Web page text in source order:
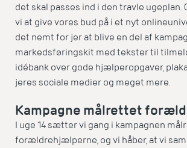
det skal passes ind i den travle ugeplan.
vi at give vores bud på i et nyt
det nemt for jer at blive en del af
markedsføringskit med tekster til
idébank over gode hjælperopgaver,
jeres sociale medier og meget mere.
Kampagne målrettet
I uge 14 sætter vi gang i kampagnen
forældrehjælperne, og vi håber, at vi